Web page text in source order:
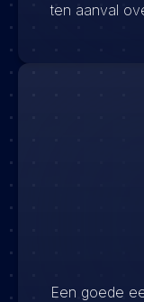
ten aanval
Een goede